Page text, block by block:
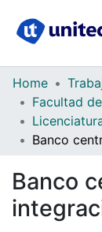
Communities
Collections
Statistics
Home
Banco